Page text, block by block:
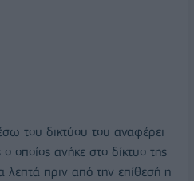
του δικτύου του αναφέρει
οποίος ανήκε στο δίκτυο της
λεπτά πριν από την επίθεσή η